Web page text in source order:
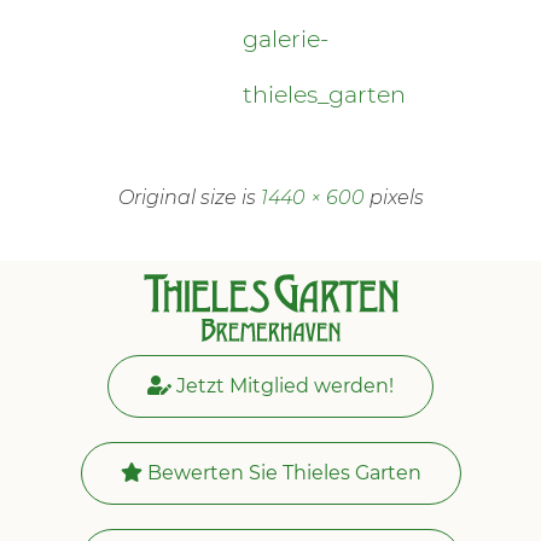
galerie-
thieles_garten
Original size is 1440 × 600 pixels
Jetzt Mitglied werden!
Bewerten Sie Thieles Garten